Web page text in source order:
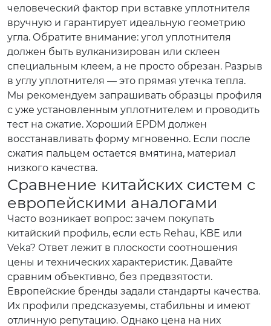
человеческий фактор при вставке уплотнителя
вручную и гарантирует идеальную геометрию
угла. Обратите внимание: угол уплотнителя
должен быть вулканизирован или склеен
специальным клеем, а не просто обрезан. Разрыв
в углу уплотнителя — это прямая утечка тепла.
Мы рекомендуем запрашивать образцы профиля
с уже установленным уплотнителем и проводить
тест на сжатие. Хороший EPDM должен
восстанавливать форму мгновенно. Если после
сжатия пальцем остается вмятина, материал
низкого качества.
Сравнение китайских систем с
европейскими аналогами
Часто возникает вопрос: зачем покупать
китайский профиль, если есть Rehau, KBE или
Veka? Ответ лежит в плоскости соотношения
цены и технических характеристик. Давайте
сравним объективно, без предвзятости.
Европейские бренды задали стандарты качества.
Их профили предсказуемы, стабильны и имеют
отличную репутацию. Однако цена на них